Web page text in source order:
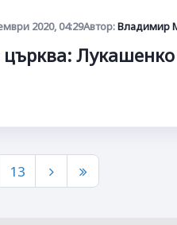
2020, 04:29Автор:Владимир
църква:
13